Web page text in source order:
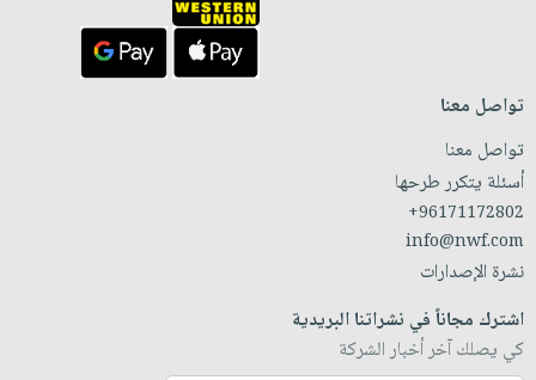
تواصل معنا
تواصل معنا
أسئلة يتكرر طرحها
+96171172802
info@nwf.com
نشرة الإصدارات
اشترك مجاناً في نشراتنا البريدية
كي يصلك آخر أخبار الشركة